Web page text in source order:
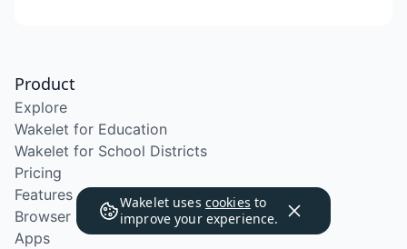
Wakelet uses cookies to
improve your experience.
Product
Explore
Wakelet for Education
Wakelet for School Districts
Pricing
Features
Browser Extension
Apps